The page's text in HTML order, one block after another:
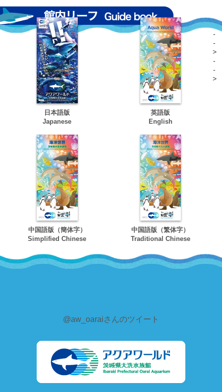
日本語版
Japanese
英語版
English
中国語版（簡体字）
Simplified Chinese
中国語版（繁体字）
Traditional Chinese
-
-
>
-
-
>
@aw_oaraiさんのツイート